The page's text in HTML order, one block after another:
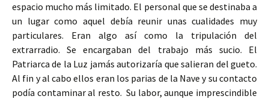
espacio mucho más limitado. El personal que se destinaba a
un lugar como aquel debía reunir unas cualidades muy
particulares. Eran algo así como la tripulación del
extrarradio. Se encargaban del trabajo más sucio. El
Patriarca de la Luz jamás autorizaría que salieran del gueto.
Al fin y al cabo ellos eran los parias de la Nave y su contacto
podía contaminar al resto. Su labor, aunque imprescindible